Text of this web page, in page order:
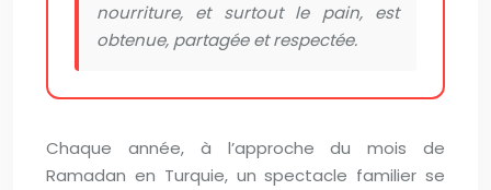
nourriture, et surtout le pain, est
obtenue, partagée et respectée.
Chaque année, à l’approche du mois de
Ramadan en Turquie, un spectacle familier se